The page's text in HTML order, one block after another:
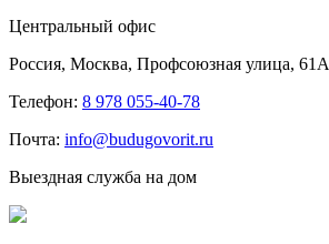
Центральный офис
Россия, Москва, Профсоюзная улица, 61А
Телефон: 8 978 055-40-78
Почта: info@budugovorit.ru
Выездная служба на дом